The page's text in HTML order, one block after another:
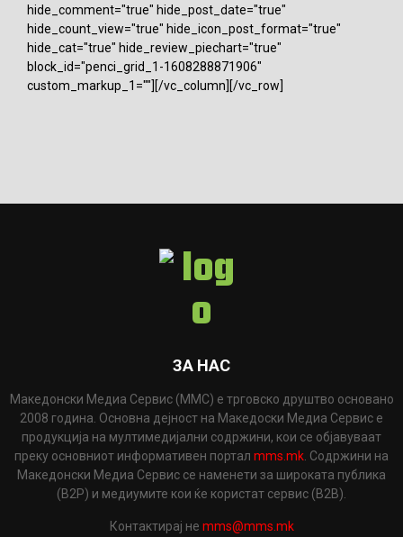
hide_comment="true" hide_post_date="true"
hide_count_view="true" hide_icon_post_format="true"
hide_cat="true" hide_review_piechart="true"
block_id="penci_grid_1-1608288871906"
custom_markup_1=""][/vc_column][/vc_row]
ЗА НАС
Македонски Медиа Сервис (ММС) е трговско друштво основано
2008 година. Основна дејност на Македоски Медиа Сервис е
продукција на мултимедијални содржини, кои се објавуваат
преку основниот информативен портал mms.mk . Содржини на
Македонски Медиа Сервис се наменети за широката публика
(B2P) и медиумите кои ќе користат сервис (B2B).
Контактирај не mms@mms.mk